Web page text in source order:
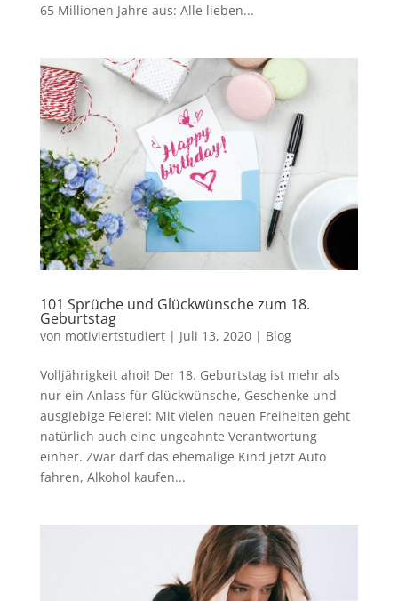
65 Millionen Jahre aus: Alle lieben...
101 Sprüche und Glückwünsche zum 18.
Geburtstag
von motiviertstudiert| Juli 13, 2020| Blog
Volljährigkeit ahoi! Der 18. Geburtstag ist mehr als
nur ein Anlass für Glückwünsche, Geschenke und
ausgiebige Feierei: Mit vielen neuen Freiheiten geht
natürlich auch eine ungeahnte Verantwortung
einher. Zwar darf das ehemalige Kind jetzt Auto
fahren, Alkohol kaufen...